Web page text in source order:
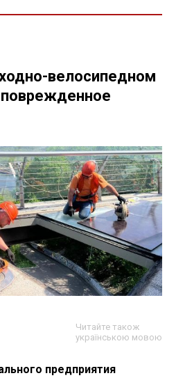
велосипедном
Читайте також
українською мовою
предприятия